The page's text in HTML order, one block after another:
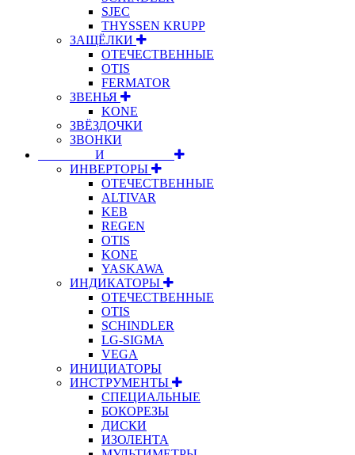
SJEC
THYSSEN KRUPP
ЗАЩЁЛКИ
ОТЕЧЕСТВЕННЫЕ
OTIS
FERMATOR
ЗВЕНЬЯ
KONE
ЗВЁЗДОЧКИ
ЗВОНКИ
⠀⠀⠀⠀⠀⠀И⠀⠀⠀⠀⠀⠀⠀
ИНВЕРТОРЫ
ОТЕЧЕСТВЕННЫЕ
ALTIVAR
KEB
REGEN
OTIS
KONE
YASKAWA
ИНДИКАТОРЫ
ОТЕЧЕСТВЕННЫЕ
OTIS
SCHINDLER
LG-SIGMA
VEGA
ИНИЦИАТОРЫ
ИНСТРУМЕНТЫ
СПЕЦИАЛЬНЫЕ
БОКОРЕЗЫ
ДИСКИ
ИЗОЛЕНТА